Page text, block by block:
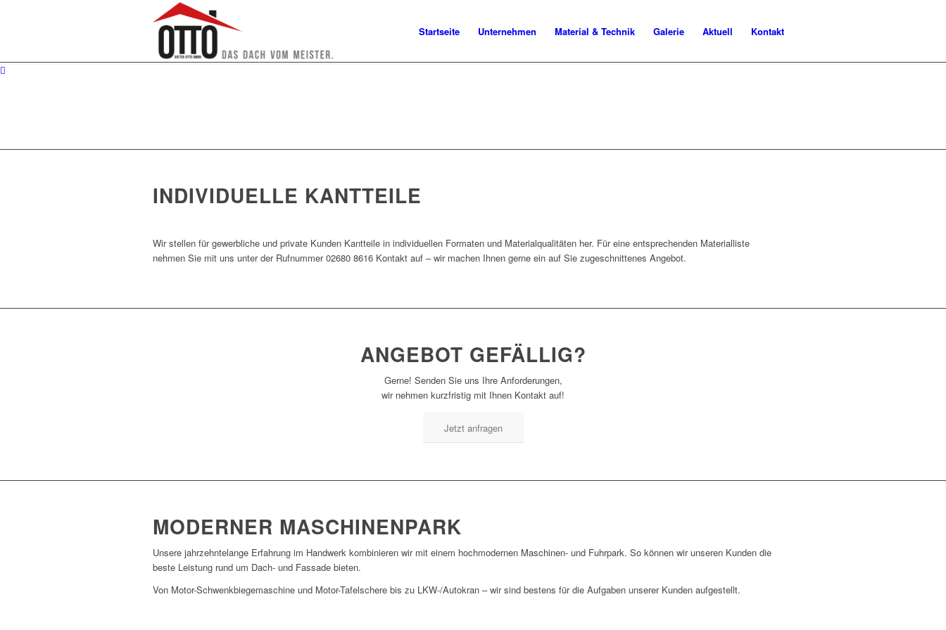
Startseite Unternehmen Material & Technik Galerie Aktuell Kontakt
INDIVIDUELLE KANTTEILE
Wir stellen für gewerbliche und private Kunden Kantteile in individuellen Formaten und Materialqualitäten her. Für eine entsprechenden Materialliste
nehmen Sie mit uns unter der Rufnummer 02680 8616 Kontakt auf – wir machen Ihnen gerne ein auf Sie zugeschnittenes Angebot.
ANGEBOT GEFÄLLIG?
Gerne! Senden Sie uns Ihre Anforderungen,
wir nehmen kurzfristig mit Ihnen Kontakt auf!
Jetzt anfragen
MODERNER MASCHINENPARK
Unsere jahrzehntelange Erfahrung im Handwerk kombinieren wir mit einem hochmodernen Maschinen- und Fuhrpark. So können wir unseren Kunden die
beste Leistung rund um Dach- und Fassade bieten.
Von Motor-Schwenkbiegemaschine und Motor-Tafelschere bis zu LKW-/Autokran – wir sind bestens für die Aufgaben unserer Kunden aufgestellt.